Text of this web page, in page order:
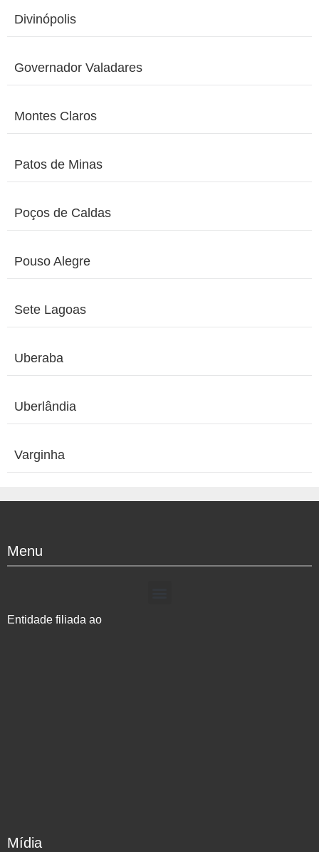
Divinópolis
Governador Valadares
Montes Claros
Patos de Minas
Poços de Caldas
Pouso Alegre
Sete Lagoas
Uberaba
Uberlândia
Varginha
Menu
Entidade filiada ao
Mídia